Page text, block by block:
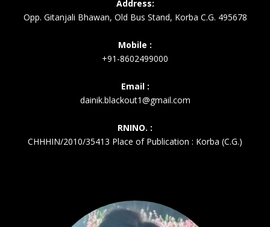
Address:
Opp. Gitanjali Bhawan, Old Bus Stand, Korba C.G. 495678
Mobile :
+91-8602499000
Email :
dainik.blackout1@gmail.com
RNINO. :
CHHHIN/2010/35413 Place of Publication : Korba (C.G.)